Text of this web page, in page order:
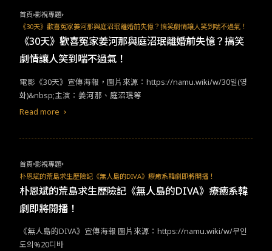
首頁 影視專題
《30天》歡喜冤家姜河那與庭沼珉離婚前失憶？搞笑劇情讓人笑到喘不過氣！
《30天》歡喜冤家姜河那與庭沼珉離婚前失憶？搞笑
劇情讓人笑到喘不過氣！
電影《​30​天》宣傳海報，圖片來源：​https://namu.wiki/w/30​일​(​영
화​)&nbsp;​​主演：姜河那、庭沼珉等​
Read more
首頁 影視專題
朴恩斌的荒島求生歷險記《無人島的DIVA》療癒系韓劇即將開播！
朴恩斌的荒島求生歷險記《無人島的DIVA》療癒系韓
劇即將開播！
​​《無人島的​DIVA​》宣傳海報​ ​​圖片來源：​https://namu.wiki/w/​무인
도의​%20​디바​